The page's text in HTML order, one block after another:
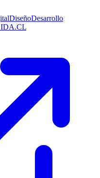
DiseñoDesarrollo
IDA.CL